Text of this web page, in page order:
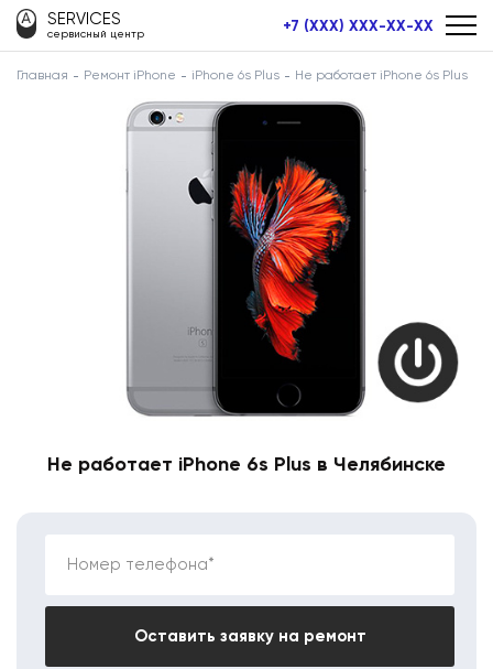
SERVICES
сервисный центр +7 (XXX) XXX-XX-XX
Главная Ремонт iPhone iPhone 6s Plus Не работает iPhone 6s Plus
Не работает iPhone 6s Plus в Челябинске
Номер телефона*
Оставить заявку на ремонт